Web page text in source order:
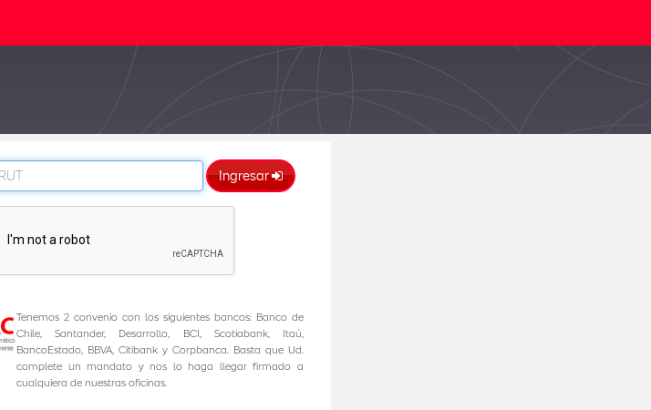
Ingresar
Tenemos 2 convenio con los siguientes bancos: Banco de
Chile, Santander, Desarrollo, BCI, Scotiabank, Itaú,
BancoEstado, BBVA, Citibank y Corpbanca. Basta que Ud.
complete un mandato y nos lo haga llegar firmado a
cualquiera de nuestras oficinas.